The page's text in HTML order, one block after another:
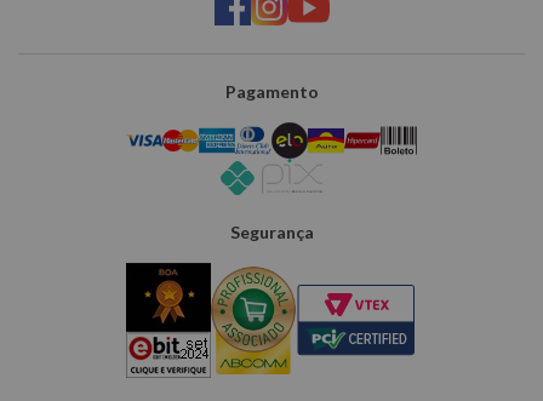
Pagamento
Segurança